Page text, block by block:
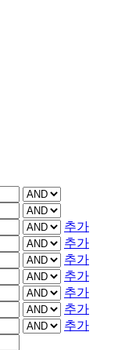
추가
추가
추가
추가
추가
추가
추가